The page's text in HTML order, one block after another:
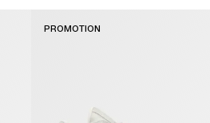
PROMOTION